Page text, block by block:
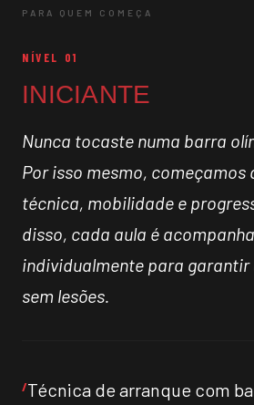
PARA QUEM COMEÇA
NÍVEL 01
INICIANTE
Nunca tocaste numa barra
Por isso mesmo, começamos
técnica, mobilidade e
disso, cada aula é
individualmente para garantir
sem lesões.
Técnica de arranque com